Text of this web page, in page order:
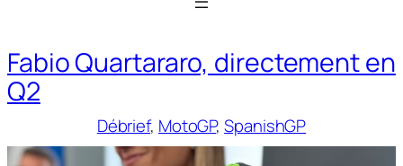
Fabio Quartararo, directement en
Q2
Débrief, MotoGP, SpanishGP